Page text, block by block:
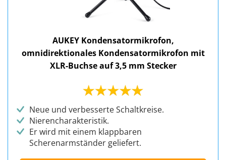
AUKEY Kondensatormikrofon,
omnidirektionales Kondensatormikrofon mit
XLR-Buchse auf 3,5 mm Stecker
Neue und verbesserte Schaltkreise.
Nierencharakteristik.
Er wird mit einem klappbaren
Scherenarmständer geliefert.